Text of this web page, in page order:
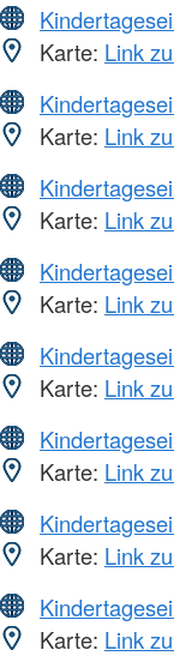
Karte: Link
Karte: Link
Karte: Link
Karte: Link
Karte: Link
Karte: Link
Karte: Link
Karte: Link